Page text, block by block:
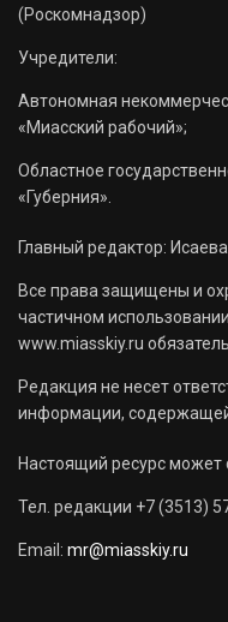
(Роскомнадзор)
Учредители:
Автономная
«Миасский рабочий»;
Областное
«Губерния».
Главный редактор:
Все права защищены и
частичном
www.miasskiy.ru
Редакция не несет
информации,
Настоящий ресурс
Тел. редакции +7 (3513)
Email: mr@miasskiy.ru